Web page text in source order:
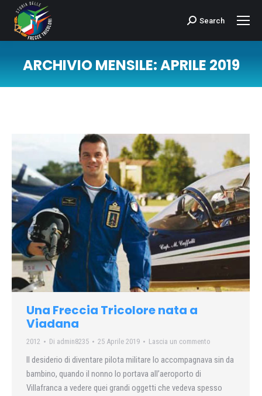
Cerca:Search
ARCHIVIO MENSILE:APRILE 2019
Una Freccia Tricolore nata a
Viadana
2012 Di admin8235 25 Aprile 2019 Lascia un commento
Il desiderio di diventare pilota militare lo accompagnava sin da
bambino, quando il nonno lo portava all’aeroporto di
Villafranca a vedere quei grandi oggetti che vedeva spesso